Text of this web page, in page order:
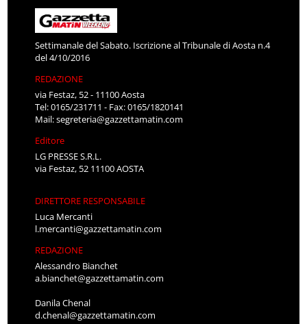
Settimanale del Sabato. Iscrizione al Tribunale di Aosta n.4
del 4/10/2016
REDAZIONE
via Festaz, 52 - 11100 Aosta
Tel: 0165/231711 - Fax: 0165/1820141
Mail:segreteria@gazzettamatin.com
Editore
LG PRESSE S.R.L.
via Festaz, 52 11100 AOSTA
DIRETTORE RESPONSABILE
Luca Mercanti
l.mercanti@gazzettamatin.com
REDAZIONE
Alessandro Bianchet
a.bianchet@gazzettamatin.com
Danila Chenal
d.chenal@gazzettamatin.com